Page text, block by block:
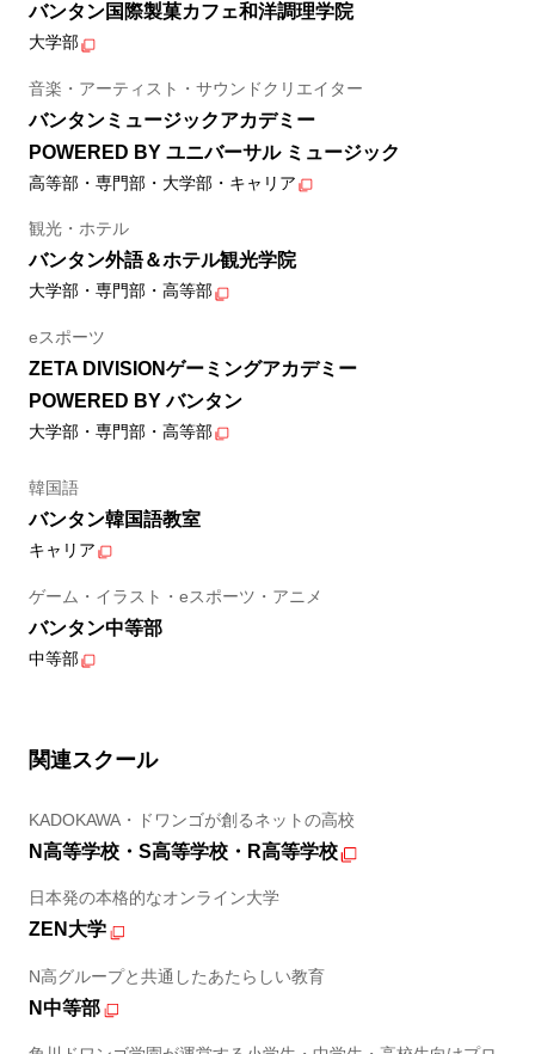
バンタン国際製菓カフェ和洋調理学院
大学部
音楽・アーティスト・サウンドクリエイター
バンタンミュージックアカデミー
POWERED BY ユニバーサル ミュージック
高等部・専門部・大学部・キャリア
観光・ホテル
バンタン外語＆ホテル観光学院
大学部・専門部・高等部
eスポーツ
ZETA DIVISIONゲーミングアカデミー
POWERED BY バンタン
大学部・専門部・高等部
韓国語
バンタン韓国語教室
キャリア
ゲーム・イラスト・eスポーツ・アニメ
バンタン中等部
中等部
関連スクール
KADOKAWA・ドワンゴが創るネットの高校
N高等学校・S高等学校・R高等学校
日本発の本格的なオンライン大学
ZEN大学
N高グループと共通したあたらしい教育
N中等部